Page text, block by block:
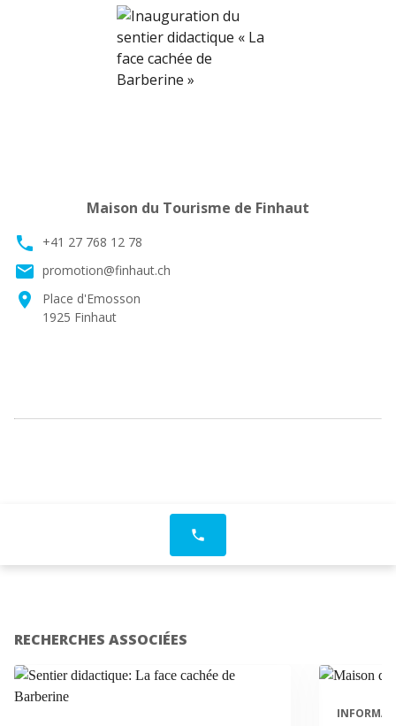
Maison du Tourisme de Finhaut
phone +41 27 768 12 78
email promotion@finhaut.ch
location_on
Place d'Emosson
1925 Finhaut
phone
RECHERCHES ASSOCIÉES